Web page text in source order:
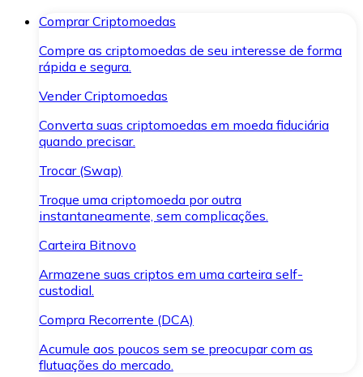
Comprar Criptomoedas
Compre as criptomoedas de seu interesse de forma
rápida e segura.
Vender Criptomoedas
Converta suas criptomoedas em moeda fiduciária
quando precisar.
Trocar (Swap)
Troque uma criptomoeda por outra
instantaneamente, sem complicações.
Carteira Bitnovo
Armazene suas criptos em uma carteira self-
custodial.
Compra Recorrente (DCA)
Acumule aos poucos sem se preocupar com as
flutuações do mercado.